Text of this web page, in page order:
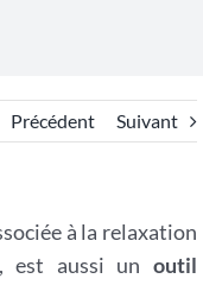
Précédent Suivant
à la relaxation
est aussi unoutil